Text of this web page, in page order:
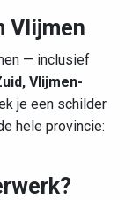
Vlijmen
— inclusief
Vlijmen-
je een schilder
hele provincie: